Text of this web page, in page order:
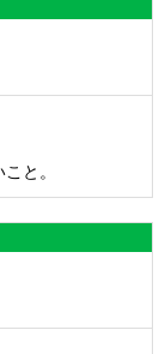
と。